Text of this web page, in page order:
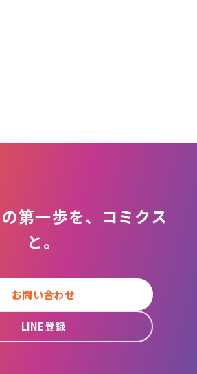
第一歩を、コミクス
と。
お問い合わせ
LINE登録